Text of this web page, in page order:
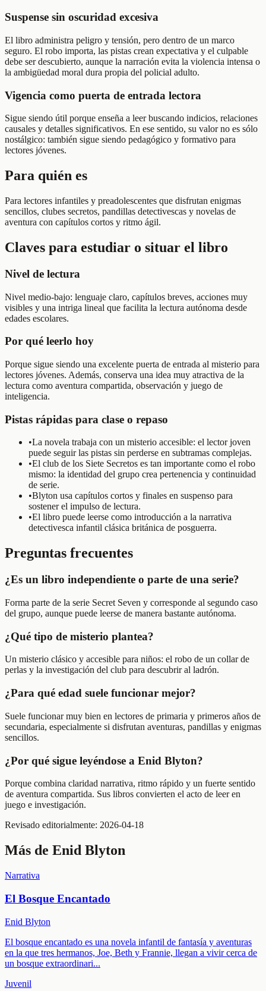
Suspense sin oscuridad excesiva
El libro administra peligro y tensión, pero dentro de un marco
seguro. El robo importa, las pistas crean expectativa y el culpable
debe ser descubierto, aunque la narración evita la violencia intensa o
la ambigüedad moral dura propia del policial adulto.
Vigencia como puerta de entrada lectora
Sigue siendo útil porque enseña a leer buscando indicios, relaciones
causales y detalles significativos. En ese sentido, su valor no es sólo
nostálgico: también sigue siendo pedagógico y formativo para
lectores jóvenes.
Para quién es
Para lectores infantiles y preadolescentes que disfrutan enigmas
sencillos, clubes secretos, pandillas detectivescas y novelas de
aventura con capítulos cortos y ritmo ágil.
Claves para estudiar o situar el libro
Nivel de lectura
Nivel medio-bajo: lenguaje claro, capítulos breves, acciones muy
visibles y una intriga lineal que facilita la lectura autónoma desde
edades escolares.
Por qué leerlo hoy
Porque sigue siendo una excelente puerta de entrada al misterio para
lectores jóvenes. Además, conserva una idea muy atractiva de la
lectura como aventura compartida, observación y juego de
inteligencia.
Pistas rápidas para clase o repaso
•La novela trabaja con un misterio accesible: el lector joven
puede seguir las pistas sin perderse en subtramas complejas.
•El club de los Siete Secretos es tan importante como el robo
mismo: la identidad del grupo crea pertenencia y continuidad
de serie.
•Blyton usa capítulos cortos y finales en suspenso para
sostener el impulso de lectura.
•El libro puede leerse como introducción a la narrativa
detectivesca infantil clásica británica de posguerra.
Preguntas frecuentes
¿Es un libro independiente o parte de una serie?
Forma parte de la serie Secret Seven y corresponde al segundo caso
del grupo, aunque puede leerse de manera bastante autónoma.
¿Qué tipo de misterio plantea?
Un misterio clásico y accesible para niños: el robo de un collar de
perlas y la investigación del club para descubrir al ladrón.
¿Para qué edad suele funcionar mejor?
Suele funcionar muy bien en lectores de primaria y primeros años de
secundaria, especialmente si disfrutan aventuras, pandillas y enigmas
sencillos.
¿Por qué sigue leyéndose a Enid Blyton?
Porque combina claridad narrativa, ritmo rápido y un fuerte sentido
de aventura compartida. Sus libros convierten el acto de leer en
juego e investigación.
Revisado editorialmente: 2026-04-18
Más de Enid Blyton
Narrativa
El Bosque Encantado
Enid Blyton
El bosque encantado es una novela infantil de fantasía y aventuras
en la que tres hermanos, Joe, Beth y Frannie, llegan a vivir cerca de
un bosque extraordinari...
Juvenil